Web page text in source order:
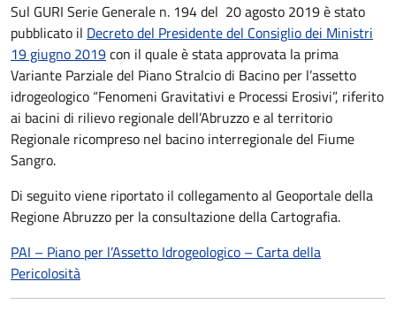
Sul GURI Serie Generale n. 194 del 20 agosto 2019 è stato
pubblicato il Decreto del Presidente del Consiglio dei Ministri
19 giugno 2019con il quale è stata approvata la prima
Variante Parziale del Piano Stralcio di Bacino per l’assetto
idrogeologico “Fenomeni Gravitativi e Processi Erosivi”, riferito
ai bacini di rilievo regionale dell’Abruzzo e al territorio
Regionale ricompreso nel bacino interregionale del Fiume
Sangro.
Di seguito viene riportato il collegamento al Geoportale della
Regione Abruzzo per la consultazione della Cartografia.
PAI – Piano per l’Assetto Idrogeologico – Carta della
Pericolosità